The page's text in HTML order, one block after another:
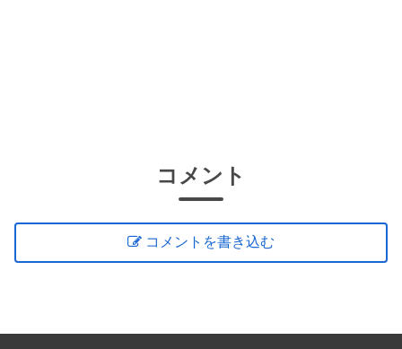
コメント
コメントを書き込む